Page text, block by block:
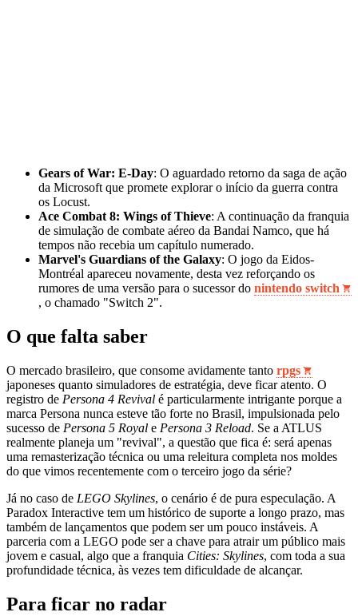
Gears of War: E-Day: O aguardado retorno da saga de ação
da Microsoft que promete explorar o início da guerra contra
os Locust.
Ace Combat 8: Wings of Thieve: A continuação da franquia
de simulação de combate aéreo da Bandai Namco, que há
tempos não recebia um capítulo numerado.
Marvel's Guardians of the Galaxy: O jogo da Eidos-
Montréal apareceu novamente, desta vez reforçando os
rumores de uma versão para o sucessor do nintendo switch
, o chamado "Switch 2".
O que falta saber
O mercado brasileiro, que consome avidamente tanto rpgs
japoneses quanto simuladores de estratégia, deve ficar atento. O
registro de Persona 4 Revival é particularmente intrigante porque a
marca Persona nunca esteve tão forte no Brasil, impulsionada pelo
sucesso de Persona 5 Royal e Persona 3 Reload. Se a ATLUS
realmente planeja um "revival", a questão que fica é: será apenas
uma remasterização técnica ou uma releitura completa nos moldes
do que vimos recentemente com o terceiro jogo da série?
Já no caso de LEGO Skylines, o cenário é de pura especulação. A
Paradox Interactive tem um histórico de suporte a longo prazo, mas
também de lançamentos que podem ser um pouco instáveis. A
parceria com a LEGO pode ser a chave para atrair um público mais
jovem e casual, algo que a franquia Cities: Skylines, com toda a sua
profundidade técnica, às vezes tem dificuldade de alcançar.
Para ficar no radar